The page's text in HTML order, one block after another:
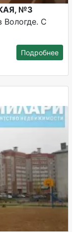
№3
Вологде. С
Подробнее